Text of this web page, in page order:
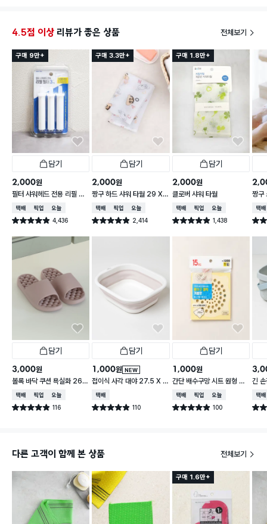
4.5점 이상 리뷰가 좋은 상품 전체보기
구매 9만+
담기
2,000원
필터 샤워헤드 전용 리필 필
터 3개입
택배배송매장픽업오늘배송
별점 4.9점 4,436
건 작성
구매 3.3만+
담기
2,000원
짱구 하드 샤워 타월 29 X
95 cm
택배배송매장픽업오늘배송
별점 4.9점 2,414
건 작성
구매 1.8만+
담기
2,000원
클로버 샤워 타월
택배배송매장픽업오늘배송
별점 4.9점 1,438
건 작성
짱구
X
택배
별점
담기
3,000원
볼록 바닥 쿠션 욕실화 260
~280 mm
택배배송매장픽업오늘배송
별점 4.9점 116
건 작성
담기
NEW
1,000원
접이식 사각 대야 27.5 X 2
3 cm
택배배송
별점 4.9점 110
건 작성
담기
1,000원
간단 배수구망 시트 원형 중
형 15매입
택배배송매장픽업오늘배송
별점 4.9점 100
건 작성
긴
택배
별점
다른 고객이 함께 본 상품 전체보기
구매 1.6만+